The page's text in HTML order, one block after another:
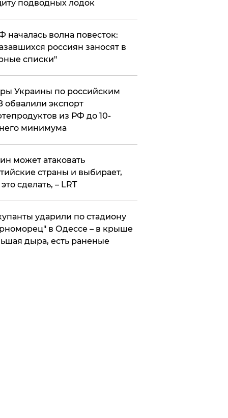
подводных лодок
началась волна повесток:
россиян заносят в
списки"
Украины по российским
обвалили экспорт
из РФ до 10-
минимума
может атаковать
страны и выбирает,
сделать, – LRT
ударили по стадиону
в Одессе – в крыше
дыра, есть раненые